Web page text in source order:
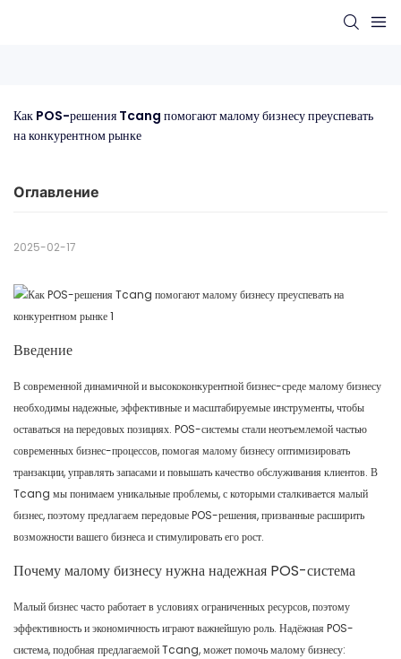
Как POS-решения Tcang помогают малому бизнесу преуспевать
на конкурентном рынке
Оглавление
2025-02-17
Введение
В современной динамичной и высококонкурентной бизнес-среде малому бизнесу
необходимы надежные, эффективные и масштабируемые инструменты, чтобы
оставаться на передовых позициях. POS-системы стали неотъемлемой частью
современных бизнес-процессов, помогая малому бизнесу оптимизировать
транзакции, управлять запасами и повышать качество обслуживания клиентов. В
Tcang мы понимаем уникальные проблемы, с которыми сталкивается малый
бизнес, поэтому предлагаем передовые POS-решения, призванные расширить
возможности вашего бизнеса и стимулировать его рост.
Почему малому бизнесу нужна надежная POS-система
Малый бизнес часто работает в условиях ограниченных ресурсов, поэтому
эффективность и экономичность играют важнейшую роль. Надёжная POS-
система, подобная предлагаемой Tcang, может помочь малому бизнесу: